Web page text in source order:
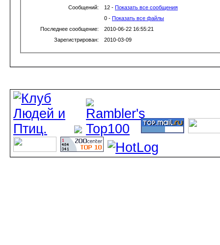
Сообщений: 12 - Показать все сообщения
0 - Показать все файлы
Последнее сообщение:
2010-06-22 16:55:21
Зарегистрирован:
2010-03-09